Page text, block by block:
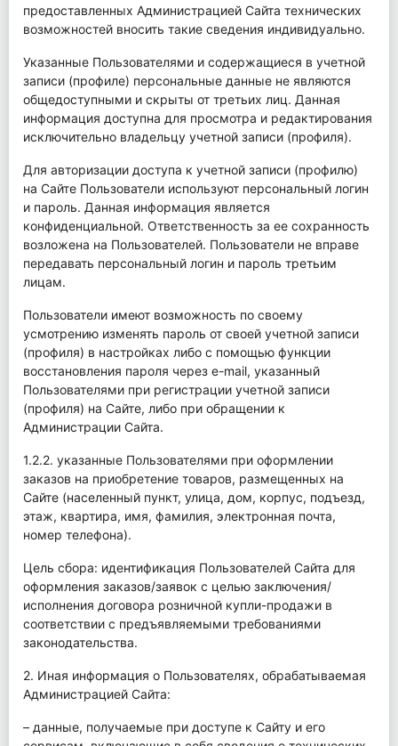
предоставленных Администрацией Сайта технических
возможностей вносить такие сведения индивидуально.
Указанные Пользователями и содержащиеся в учетной
записи (профиле) персональные данные не являются
общедоступными и скрыты от третьих лиц. Данная
информация доступна для просмотра и редактирования
исключительно владельцу учетной записи (профиля).
Для авторизации доступа к учетной записи (профилю)
на Сайте Пользователи используют персональный логин
и пароль. Данная информация является
конфиденциальной. Ответственность за ее сохранность
возложена на Пользователей. Пользователи не вправе
передавать персональный логин и пароль третьим
лицам.
Пользователи имеют возможность по своему
усмотрению изменять пароль от своей учетной записи
(профиля) в настройках либо с помощью функции
восстановления пароля через e-mail, указанный
Пользователями при регистрации учетной записи
(профиля) на Сайте, либо при обращении к
Администрации Сайта.
1.2.2. указанные Пользователями при оформлении
заказов на приобретение товаров, размещенных на
Сайте (населенный пункт, улица, дом, корпус, подъезд,
этаж, квартира, имя, фамилия, электронная почта,
номер телефона).
Цель сбора: идентификация Пользователей Сайта для
оформления заказов/заявок с целью заключения/
исполнения договора розничной купли-продажи в
соответствии с предъявляемыми требованиями
законодательства.
2. Иная информация о Пользователях, обрабатываемая
Администрацией Сайта:
– данные, получаемые при доступе к Сайту и его